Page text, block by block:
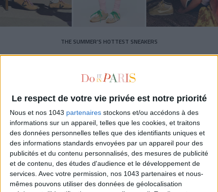
Le respect de votre vie privée est notre priorité
Nous et nos 1043 partenaires stockons et/ou accédons à des
informations sur un appareil, telles que les cookies, et traitons
des données personnelles telles que des identifiants uniques et
des informations standards envoyées par un appareil pour des
publicités et du contenu personnalisés, des mesures de publicité
et de contenu, des études d'audience et le développement de
services. Avec votre permission, nos 1043 partenaires et nous-
mêmes pouvons utiliser des données de géolocalisation
THE SUMMER’S HOTTEST SNEAKERS
Subscribe for our newsletter
SUBSCRIBE